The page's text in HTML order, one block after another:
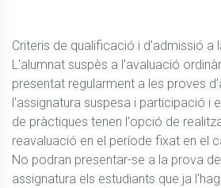
Criteris de qualificació i d'admissió a
L'alumnat suspès a l'avaluació
presentat regularment a les proves
l'assignatura suspesa i participació i
de pràctiques tenen l'opció de
reavaluació en el període fixat en el
No podran presentar-se a la prova
assignatura els estudiants que ja